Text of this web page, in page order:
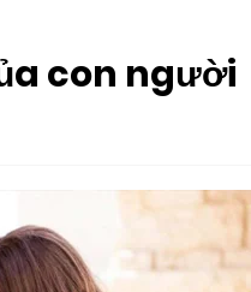
con người